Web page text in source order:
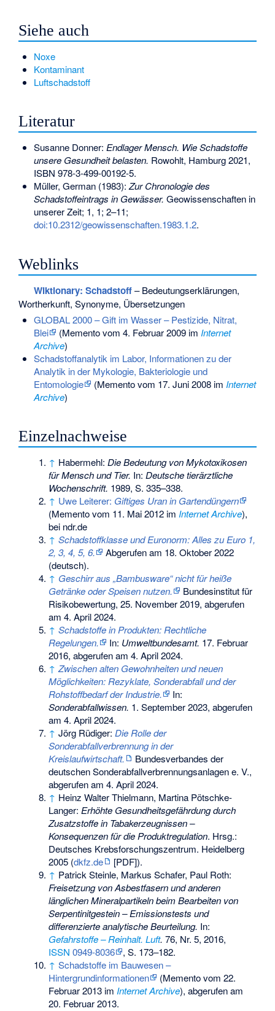
Siehe auch
Noxe
Kontaminant
Luftschadstoff
Literatur
Susanne Donner: Endlager Mensch. Wie Schadstoffe
unsere Gesundheit belasten. Rowohlt, Hamburg 2021,
ISBN 978-3-499-00192-5.
Müller, German (1983):Zur Chronologie des
Schadstoffeintrags in Gewässer. Geowissenschaften in
unserer Zeit; 1, 1; 2–11;
doi:10.2312/geowissenschaften.1983.1.2.
Weblinks
Wiktionary: Schadstoff– Bedeutungserklärungen,
Wortherkunft, Synonyme, Übersetzungen
GLOBAL 2000 – Gift im Wasser – Pestizide, Nitrat,
Blei
(Mementovom 4. Februar 2009 im Internet
Archive)
Schadstoffanalytik im Labor, Informationen zu der
Analytik in der Mykologie, Bakteriologie und
Entomologie
(Mementovom 17. Juni 2008 im Internet
Archive)
Einzelnachweise
↑ Habermehl:Die Bedeutung von Mykotoxikosen
für Mensch und Tier. In:Deutsche tierärztliche
Wochenschrift. 1989, S. 335–338.
↑ Uwe Leiterer: Giftiges Uran in Gartendüngern
(Mementovom 11. Mai 2012 imInternet Archive),
bei ndr.de
↑ Schadstoffklasse und Euronorm: Alles zu Euro 1,
2, 3, 4, 5, 6.
Abgerufen am 18. Oktober 2022
(deutsch).
↑ Geschirr aus „Bambusware“ nicht für heiße
Getränke oder Speisen nutzen.
Bundesinstitut für
Risikobewertung, 25. November 2019, abgerufen
am 4. April 2024.
↑ Schadstoffe in Produkten: Rechtliche
Regelungen.
In: Umweltbundesamt. 17. Februar
2016, abgerufen am 4. April 2024.
↑ Zwischen alten Gewohnheiten und neuen
Möglichkeiten: Rezyklate, Sonderabfall und der
Rohstoffbedarf der Industrie.
In:
Sonderabfallwissen. 1. September 2023, abgerufen
am 4. April 2024.
↑ Jörg Rüdiger:Die Rolle der
Sonderabfallverbrennung in der
Kreislaufwirtschaft.
Bundesverbandes der
deutschen Sonderabfallverbrennungsanlagen e. V.,
abgerufen am 4. April 2024.
↑ Heinz Walter Thielmann, Martina Pötschke-
Langer:Erhöhte Gesundheitsgefährdung durch
Zusatzstoffe in Tabakerzeugnissen –
Konsequenzen für die Produktregulation. Hrsg.:
Deutsches Krebsforschungszentrum. Heidelberg
2005 (dkfz.de
[PDF]).
↑ Patrick Steinle, Markus Schafer, Paul Roth:
Freisetzung von Asbestfasern und anderen
länglichen Mineralpartikeln beim Bearbeiten von
Serpentinitgestein – Emissionstests und
differenzierte analytische Beurteilung. In:
Gefahrstoffe – Reinhalt. Luft. 76, Nr. 5, 2016,
ISSN 0949-8036
, S. 173–182.
↑ Schadstoffe im Bauwesen –
Hintergrundinformationen
(Mementovom 22.
Februar 2013 imInternet Archive), abgerufen am
20. Februar 2013.